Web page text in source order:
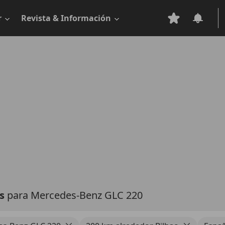
Revista & Información
para Mercedes-Benz GLC 220